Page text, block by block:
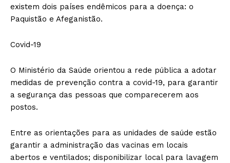
existem dois países endêmicos para a doença: o
Paquistão e Afeganistão.
Covid-19
O Ministério da Saúde orientou a rede pública a adotar
medidas de prevenção contra a covid-19, para garantir
a segurança das pessoas que comparecerem aos
postos.
Entre as orientações para as unidades de saúde estão
garantir a administração das vacinas em locais
abertos e ventilados; disponibilizar local para lavagem